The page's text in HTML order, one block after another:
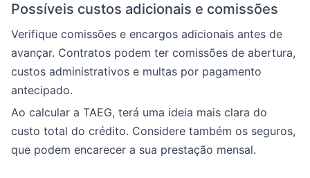
Possíveis custos adicionais e comissões
Verifique comissões e encargos adicionais antes de
avançar. Contratos podem ter comissões de abertura,
custos administrativos e multas por pagamento
antecipado.
Ao calcular a TAEG, terá uma ideia mais clara do
custo total do crédito. Considere também os seguros,
que podem encarecer a sua prestação mensal.